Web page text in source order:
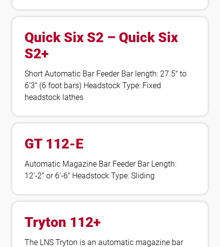
Quick Six S2 – Quick Six
S2+
Short Automatic Bar Feeder Bar length: 27.5″ to
6’3″ (6 foot bars) Headstock Type: Fixed
headstock lathes
GT 112-E
Automatic Magazine Bar Feeder Bar Length:
12′-2″ or 6′-6″ Headstock Type: Sliding
Tryton 112+
The LNS Tryton is an automatic magazine bar